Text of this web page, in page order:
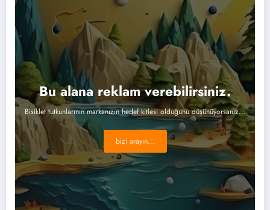
Bu alana reklam verebilirsiniz.
Bisiklet tutkunlarının markanızın hedef kitlesi olduğunu düşünüyorsanız...
bizi arayın...